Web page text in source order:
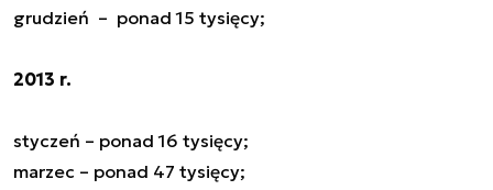
grudzień – ponad 15 tysięcy;
2013 r.
styczeń – ponad 16 tysięcy;
marzec – ponad 47 tysięcy;